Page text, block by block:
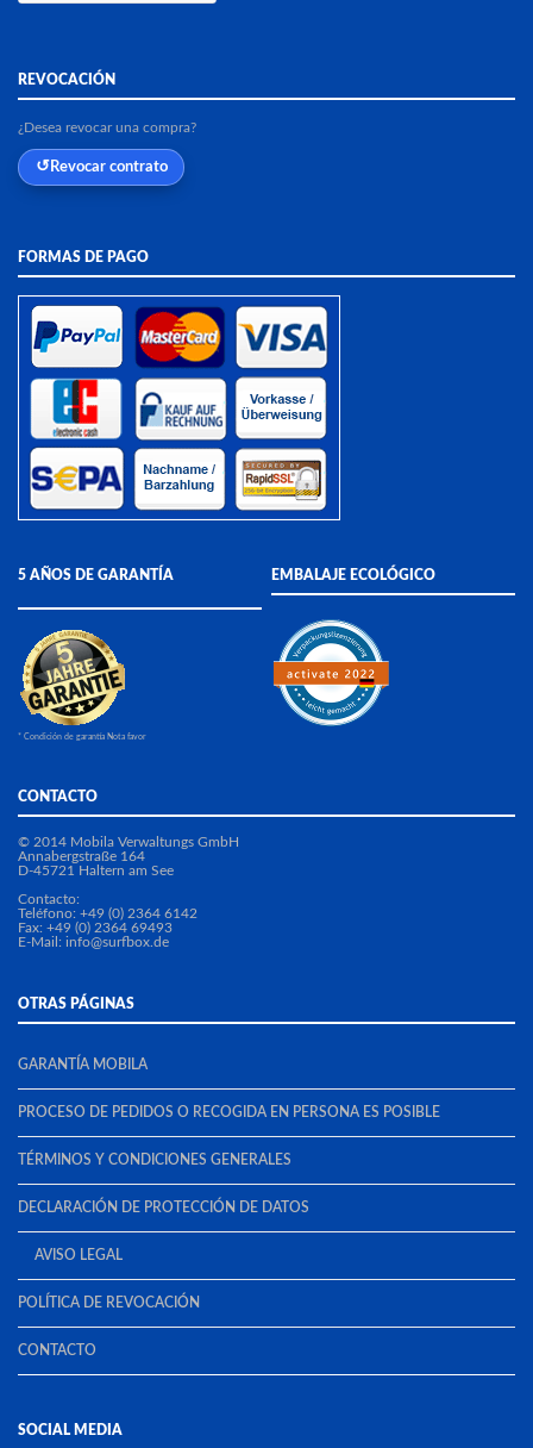
REVOCACIÓN
¿Desea revocar una compra?
Revocar contrato
FORMAS DE PAGO
5 AÑOS DE GARANTÍA
* Condición de garantía Nota favor
EMBALAJE ECOLÓGICO
CONTACTO
© 2014 Mobila Verwaltungs GmbH
Annabergstraße 164
D-45721 Haltern am See
Contacto:
Teléfono: +49 (0) 2364 6142
Fax: +49 (0) 2364 69493
E-Mail: info@surfbox.de
OTRAS PÁGINAS
GARANTÍA MOBILA
PROCESO DE PEDIDOS O RECOGIDA EN PERSONA ES POSIBLE
TÉRMINOS Y CONDICIONES GENERALES
DECLARACIÓN DE PROTECCIÓN DE DATOS
AVISO LEGAL
POLÍTICA DE REVOCACIÓN
CONTACTO
SOCIAL MEDIA